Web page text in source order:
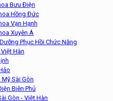
Bưu Điện
Hồng Đức
Vạn Hạnh
Xuyên Á
Phục Hồi Chức Năng
Hàn
Sài Gòn
Biên Phủ
Gòn - Việt Hàn